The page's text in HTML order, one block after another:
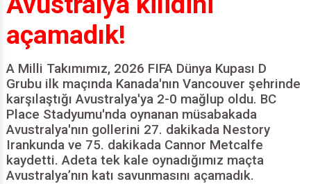
açamadık!
A Milli Takımımız, 2026 FIFA Dünya Kupası D
Grubu ilk maçında Kanada'nın Vancouver şehrinde
karşılaştığı Avustralya'ya 2-0 mağlup oldu. BC
Place Stadyumu'nda oynanan müsabakada
Avustralya'nın gollerini 27. dakikada Nestory
Irankunda ve 75. dakikada Cannor Metcalfe
kaydetti. Adeta tek kale oynadığımız maçta
Avustralya’nın katı savunmasını açamadık.